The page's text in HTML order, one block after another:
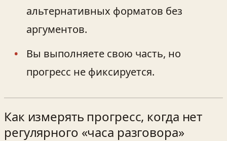
альтернативных форматов без
аргументов.
Вы выполняете свою часть, но
прогресс не фиксируется.
Как измерять прогресс, когда нет
регулярного «часа разговора»